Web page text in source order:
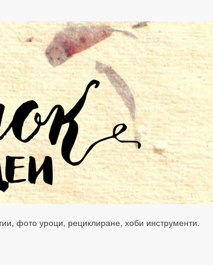
фото уроци, рециклиране, хоби инструменти.